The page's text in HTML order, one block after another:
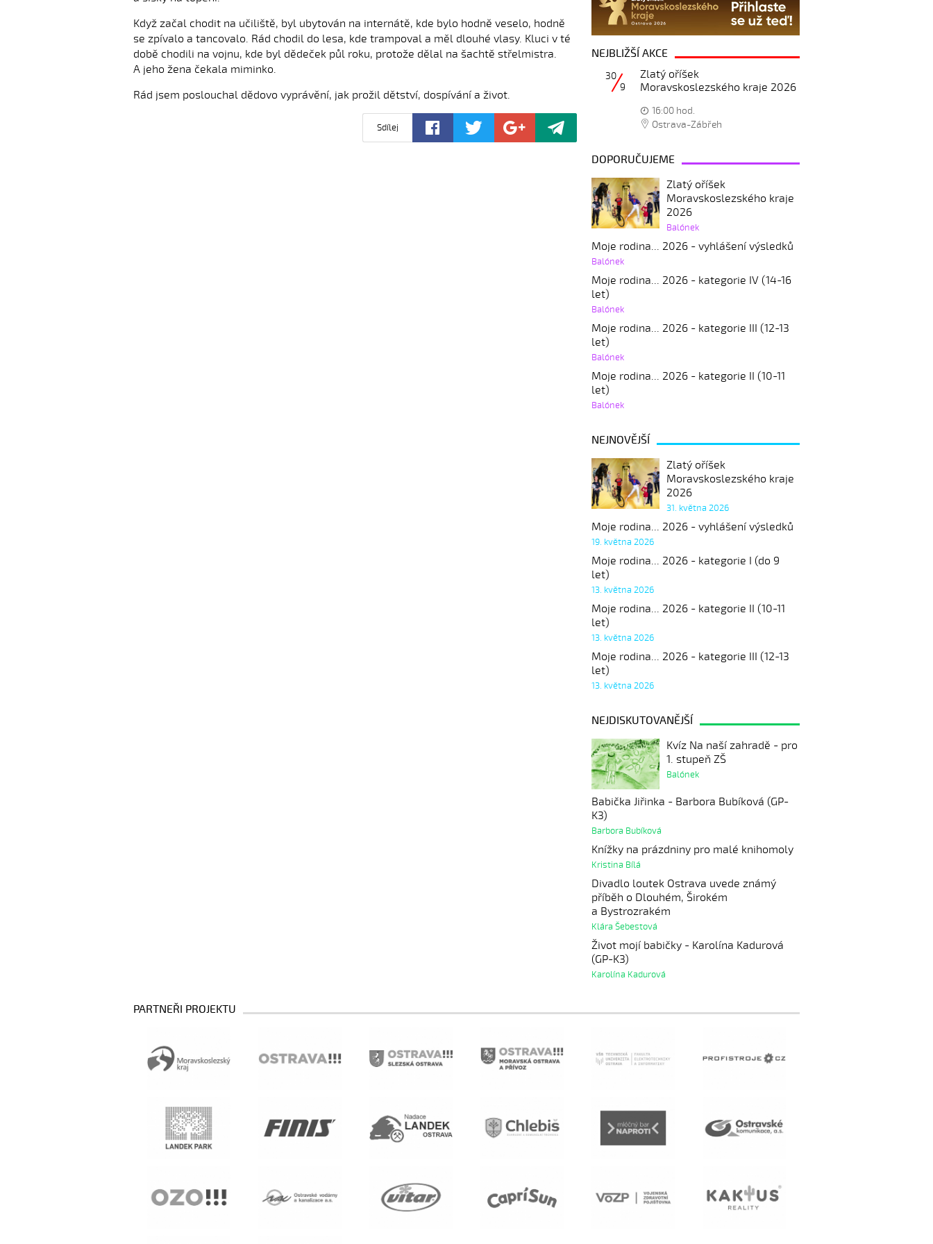
Když začal chodit na učiliště, byl ubytován na internátě, kde bylo hodně veselo, hodně
se zpívalo a tancovalo. Rád chodil do lesa, kde trampoval a měl dlouhé vlasy. Kluci v té
době chodili na vojnu, kde byl dědeček půl roku, protože dělal na šachtě střelmistra.
A jeho žena čekala miminko.
Rád jsem poslouchal dědovo vyprávění, jak prožil dětství, dospívání a život.
Sdílej
NEJBLIŽŠÍ AKCE
Zlatý oříšek
Moravskoslezského kraje 2026
30
9
16:00 hod.
Ostrava-Zábřeh
DOPORUČUJEME
Zlatý oříšek
Moravskoslezského kraje
2026
Balónek
Moje rodina... 2026 - vyhlášení výsledků
Balónek
Moje rodina... 2026 - kategorie IV (14-16
let)
Balónek
Moje rodina... 2026 - kategorie III (12-13
let)
Balónek
Moje rodina... 2026 - kategorie II (10-11
let)
Balónek
NEJNOVĚJŠÍ
Zlatý oříšek
Moravskoslezského kraje
2026
31. května 2026
Moje rodina... 2026 - vyhlášení výsledků
19. května 2026
Moje rodina... 2026 - kategorie I (do 9
let)
13. května 2026
Moje rodina... 2026 - kategorie II (10-11
let)
13. května 2026
Moje rodina... 2026 - kategorie III (12-13
let)
13. května 2026
NEJDISKUTOVANĚJŠÍ
Kvíz Na naší zahradě - pro
1. stupeň ZŠ
Balónek
Babička Jiřinka - Barbora Bubíková (GP-
K3)
Barbora Bubíková
Knížky na prázdniny pro malé knihomoly
Kristina Bílá
Divadlo loutek Ostrava uvede známý
příběh o Dlouhém, Širokém
a Bystrozrakém
Klára Šebestová
Život mojí babičky - Karolína Kadurová
(GP-K3)
Karolína Kadurová
PARTNEŘI PROJEKTU